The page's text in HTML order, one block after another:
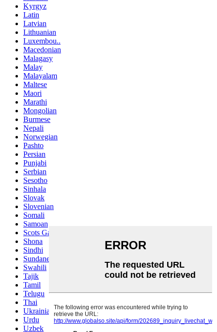
Kyrgyz
Latin
Latvian
Lithuanian
Luxembou..
Macedonian
Malagasy
Malay
Malayalam
Maltese
Maori
Marathi
Mongolian
Burmese
Nepali
Norwegian
Pashto
Persian
Punjabi
Serbian
Sesotho
Sinhala
Slovak
Slovenian
Somali
Samoan
Scots Gaelic
Shona
Sindhi
Sundanese
Swahili
Tajik
Tamil
Telugu
Thai
Ukrainian
Urdu
Uzbek